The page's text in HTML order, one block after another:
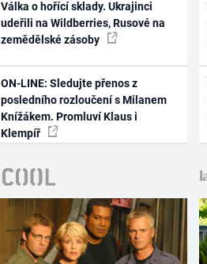
Válka o hořící sklady. Ukrajinci
udeřili na Wildberries, Rusové na
zemědělské zásoby
ON-LINE: Sledujte přenos z
posledního rozloučení s Milanem
Knížákem. Promluví Klaus i
Klempíř